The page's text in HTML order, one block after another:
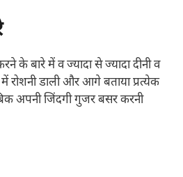
के बारे में व ज्यादा से ज्यादा दीनी व
रोशनी डाली और आगे बताया प्रत्येक
अपनी जिंदगी गुजर बसर करनी